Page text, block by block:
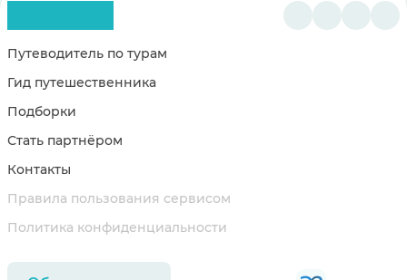
Путеводитель по турам
Гид путешественника
Подборки
Стать партнёром
Контакты
Правила пользования сервисом
Политика конфиденциальности